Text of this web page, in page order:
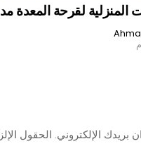
المنزلية لقرحة المعدة
بريدك الإلكتروني. الحقول